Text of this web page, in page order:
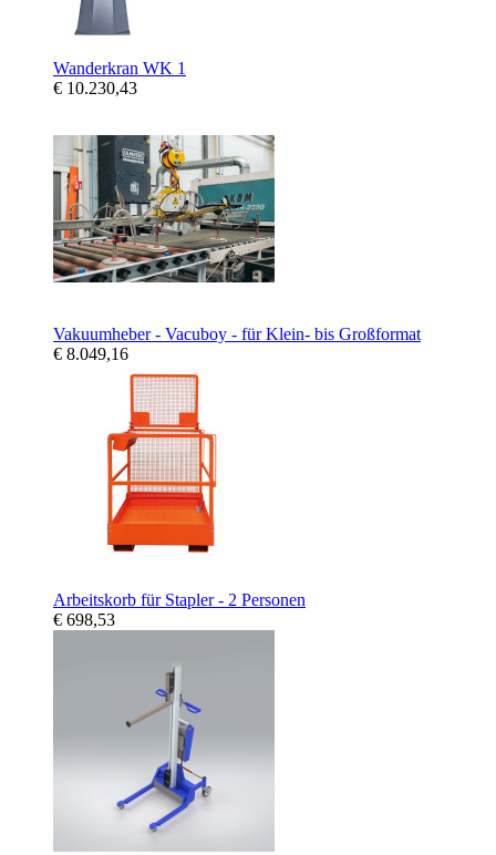
Wanderkran WK 1
€ 10.230,43
Vakuumheber - Vacuboy - für Klein- bis Großformat
€ 8.049,16
Arbeitskorb für Stapler - 2 Personen
€ 698,53